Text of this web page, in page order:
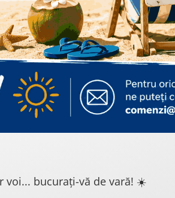
voi... bucurați-vă de vară! ☀️